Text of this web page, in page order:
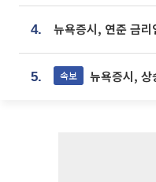
4.
5. 속보 뉴욕증시,